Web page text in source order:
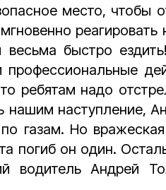
место, чтобы
реагировать
быстро
профессиональные
ребятам надо
нашим наступление,
газам. Но
погиб он один.
водитель Андрей